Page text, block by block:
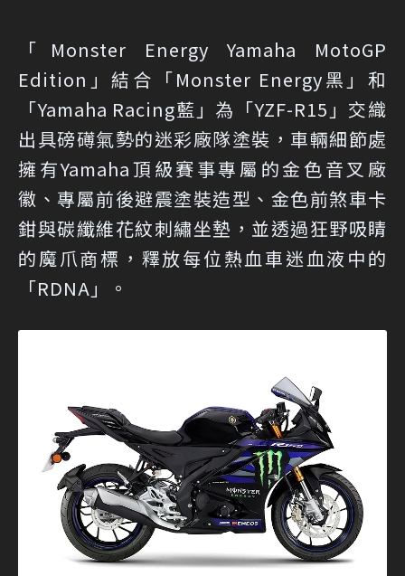
「Monster Energy Yamaha MotoGP
Edition」結合「Monster Energy黑」和
「Yamaha Racing藍」為「YZF-R15」交織
出具磅礡氣勢的迷彩廠隊塗裝，車輛細節處
擁有Yamaha頂級賽事專屬的金色音叉廠
徽、專屬前後避震塗裝造型、金色前煞車卡
鉗與碳纖維花紋刺繡坐墊，並透過狂野吸睛
的魔爪商標，釋放每位熱血車迷血液中的
「RDNA」。